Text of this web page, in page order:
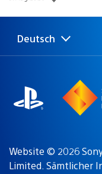
Select
a
Aktuelle
Region:
Deutsch
Website © 2026
Limited. Sämtlicher